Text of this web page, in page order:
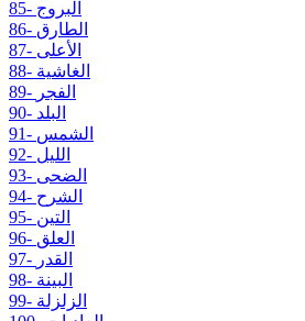
85- البروج
86- الطارق
87- الأعلى
88- الغاشية
89- الفجر
90- البلد
91- الشمس
92- الليل
93- الضحى
94- الشرح
95- التين
96- العلق
97- القدر
98- البينة
99- الزلزلة